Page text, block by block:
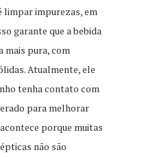
limpar impurezas, em
garante que a bebida
mais pura, com
Atualmente, ele
tenha contato com
para melhorar
porque muitas
não são